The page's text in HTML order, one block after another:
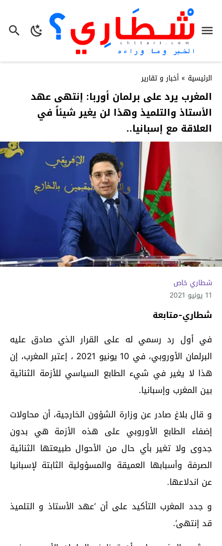
الرئيسية » أخبار و تقارير
المغرب يرد على برلمان أوربا: إنتهى عهد
الأستاذ والتلميذ وهذا لن يغير شيئاً في
العلاقة مع إسبانيا..
شطاري خاص
11 يونيو 2021
شطاري-متابعة
في أول رد رسمي له على القرار الذي صادق عليه
البرلمان الأوروبي، في 10 يونيو 2021 ، إعتبر المغرب، إن
هذا لا يغير في شيء الطابع السياسي للأزمة الثنائية
بين المغرب وإسبانيا.
و قال بلاغ صادر عن وزارة الشؤون الخارجية، أن محاولات
إضفاء الطابع الأوروبي على هذه الأزمة هي بدون
جدوى ولا تغير بأي حال من الأحوال طبيعتها الثنائية
الصرفة وأسبابها العميقة والمسؤولية الثابتة لإسبانيا
عن اندلاعها.
و جدد المغرب التأكيد على أن ‘عهد الأستاذ و التلميذ
قد إنتهى’.